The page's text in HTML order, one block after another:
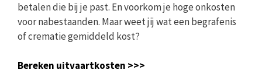
betalen die bij je past. En voorkom je hoge onkosten
voor nabestaanden. Maar weet jij wat een begrafenis
of crematie gemiddeld kost?
Bereken uitvaartkosten >>>